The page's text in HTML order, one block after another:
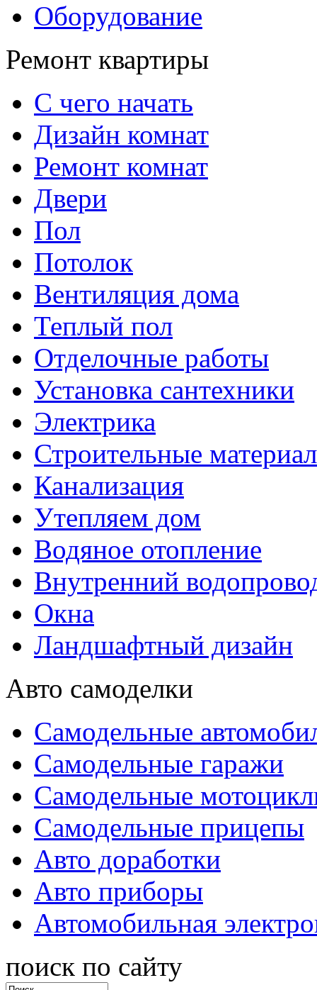
Оборудование
Ремонт квартиры
С чего начать
Дизайн комнат
Ремонт комнат
Двери
Пол
Потолок
Вентиляция дома
Теплый пол
Отделочные работы
Установка сантехники
Электрика
Строительные
Канализация
Утепляем дом
Водяное отопление
Внутренний
Окна
Ландшафтный дизайн
Авто самоделки
Самодельные
Самодельные гаражи
Самодельные
Самодельные прицепы
Авто доработки
Авто приборы
Автомобильная
поиск по сайту